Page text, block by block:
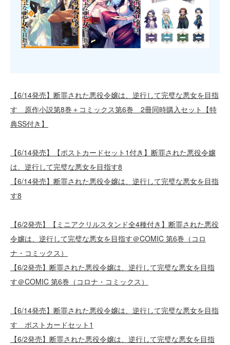
【6/14発売】断罪された悪役令嬢は、逆行して完璧な悪女を目指
す 原作小説第8巻＋コミックス第6巻 2冊同時購入セット【特
典SS付き】
【6/14発売】【ポストカードセット1付き】断罪された悪役令嬢
は、逆行して完璧な悪女を目指す8
【6/14発売】断罪された悪役令嬢は、逆行して完璧な悪女を目指
す8
【6/2発売】【ミニアクリルスタンド全4種付き】断罪された悪役
令嬢は、逆行して完璧な悪女を目指す＠COMIC 第6巻（コロ
ナ・コミックス）
【6/2発売】断罪された悪役令嬢は、逆行して完璧な悪女を目指
す＠COMIC 第6巻（コロナ・コミックス）
【6/14発売】断罪された悪役令嬢は、逆行して完璧な悪女を目指
す ポストカードセット1
【6/2発売】断罪された悪役令嬢は、逆行して完璧な悪女を目指